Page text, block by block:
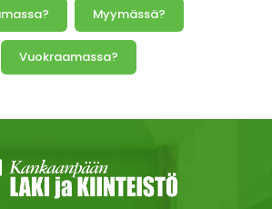
Myymässä?
Vuokraamassa?